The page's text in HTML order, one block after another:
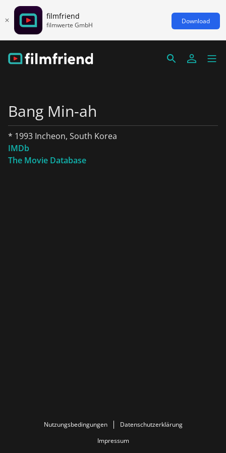
filmfriend
filmwerte GmbH Download
Bang Min-ah
* 1993 Incheon, South Korea
IMDb
The Movie Database
Nutzungsbedingungen
Datenschutzerklärung
Impressum